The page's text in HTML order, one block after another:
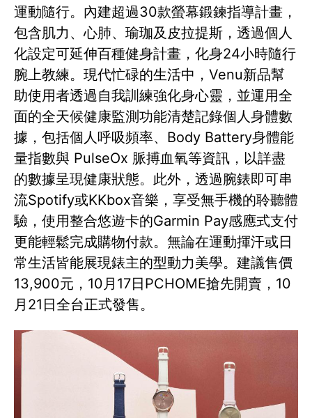
運動隨行。內建超過30款螢幕鍛鍊指導計畫，
包含肌力、心肺、瑜珈及皮拉提斯，透過個人
化設定可延伸百種健身計畫，化身24小時隨行
腕上教練。現代忙碌的生活中，Venu新品幫
助使用者透過自我訓練強化身心靈，並運用全
面的全天候健康監測功能清楚記錄個人身體數
據，包括個人呼吸頻率、Body Battery身體能
量指數與 PulseOx 脈搏血氧等資訊，以詳盡
的數據呈現健康狀態。此外，透過腕錶即可串
流Spotify或KKbox音樂，享受無手機的聆聽體
驗，使用整合悠遊卡的Garmin Pay感應式支付
更能輕鬆完成購物付款。無論在運動揮汗或日
常生活皆能展現錶主的型動力美學。建議售價
13,900元，10月17日PCHOME搶先開賣，10
月21日全台正式發售。